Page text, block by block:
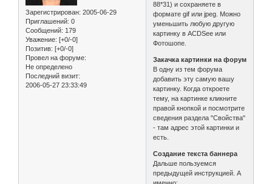
Зарегистрирован: 2005-06-29
Приглашений: 0
Сообщений: 179
Уважение: [+0/-0]
Позитив: [+0/-0]
Провел на форуме:
Не определено
Последний визит:
2006-05-27 23:33:49
88*31) и сохраняете в
формате gif или jpeg. Можно
уменьшить любую другую
картинку в ACDSee или
Фотошопе.
Закачка картинки на форум
В одну из тем форума
добавить эту самую вашу
картинку. Когда откроете
тему, на картинке кликните
правой кнопкой и посмотрите
сведения раздела "Свойства"
- там адрес этой картинки и
есть.
Создание текста баннера
Дальше пользуемся
предыдущей инструкцией. А